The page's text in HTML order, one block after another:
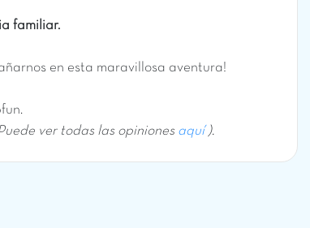
familiar.
en esta maravillosa aventura!
ver todas las opiniones aquí).